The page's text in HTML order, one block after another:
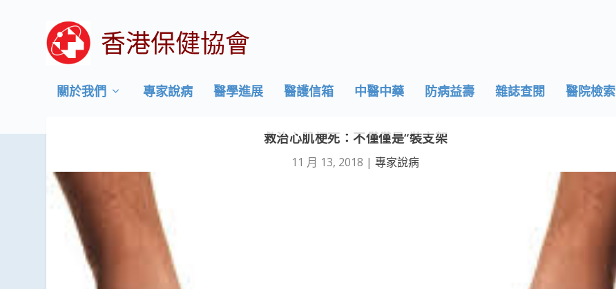
香港保健協會
關於我們 專家說病 醫學進展 醫護信箱 中醫中藥 防病益壽 雜誌查閱 醫院檢索
救治心肌梗死：不僅僅是“裝支架
11 月 13, 2018 |專家說病